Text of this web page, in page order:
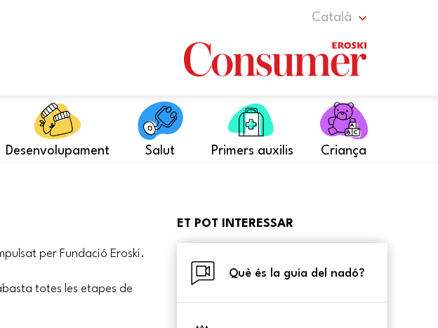
Català
Desenvolupament Salut Primers auxilis Criança
per Fundació Eroski.
totes les etapes de
ET POT INTERESSAR
Què és la guia del nadó?